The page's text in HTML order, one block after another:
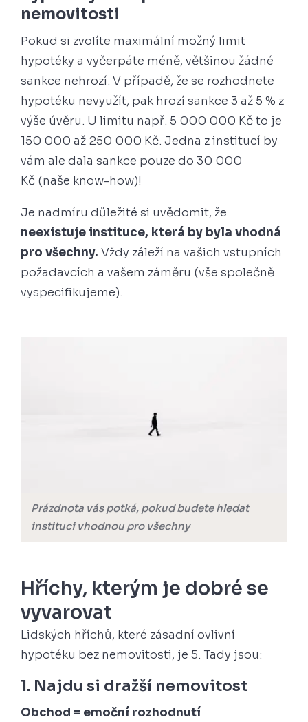
nemovitosti
Pokud si zvolíte maximální možný limit
hypotéky a vyčerpáte méně, většinou žádné
sankce nehrozí. V případě, že se rozhodnete
hypotéku nevyužít, pak hrozí sankce 3 až 5 % z
výše úvěru. U limitu např. 5 000 000 Kč to je
150 000 až 250 000 Kč. Jedna z institucí by
vám ale dala sankce pouze do 30 000
Kč (naše know-how)!
Je nadmíru důležité si uvědomit, že
neexistuje instituce, která by byla vhodná
pro všechny. Vždy záleží na vašich vstupních
požadavcích a vašem záměru (vše společně
vyspecifikujeme).
Prázdnota vás potká, pokud budete hledat
instituci vhodnou pro všechny
Hříchy, kterým je dobré se
vyvarovat
Lidských hříchů, které zásadní ovlivní
hypotéku bez nemovitosti, je 5. Tady jsou:
1. Najdu si dražší nemovitost
Obchod = emoční rozhodnutí